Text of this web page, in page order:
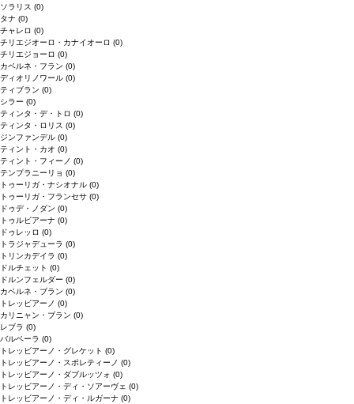
ソラリス (0)
タナ (0)
チャレロ (0)
チリエジオーロ・カナイオーロ (0)
チリエジョーロ (0)
カベルネ・フラン (0)
ディオリノワール (0)
ティブラン (0)
シラー (0)
ティンタ・デ・トロ (0)
ティンタ・ロリス (0)
ジンファンデル (0)
ティント・カオ (0)
ティント・フィーノ (0)
テンプラニーリョ (0)
トゥーリガ・ナシオナル (0)
トゥーリガ・フランセサ (0)
ドゥデ・ノダン (0)
トゥルビアーナ (0)
ドゥレッロ (0)
トラジャデューラ (0)
トリンカデイラ (0)
ドルチェット (0)
ドルンフェルダー (0)
カベルネ・ブラン (0)
トレッビアーノ (0)
カリニャン・ブラン (0)
レブラ (0)
バルベーラ (0)
トレッビアーノ・グレケット (0)
トレッビアーノ・スポレティーノ (0)
トレッビアーノ・ダブルッツォ (0)
トレッビアーノ・ディ・ソアーヴェ (0)
トレッビアーノ・ディ・ルガーナ (0)